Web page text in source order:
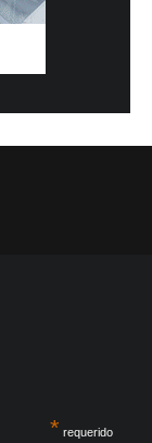
* requerido